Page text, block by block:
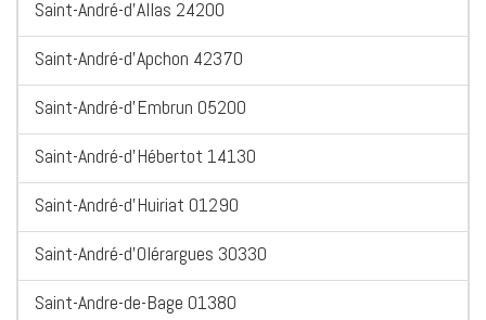
Saint-André-d'Allas 24200
Saint-André-d'Apchon 42370
Saint-André-d'Embrun 05200
Saint-André-d'Hébertot 14130
Saint-André-d'Huiriat 01290
Saint-André-d'Olérargues 30330
Saint-Andre-de-Bage 01380